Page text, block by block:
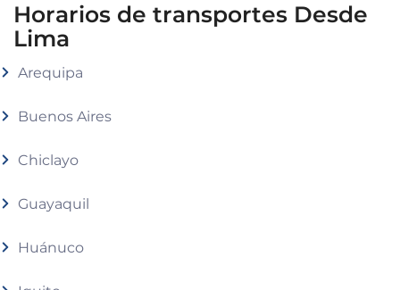
Horarios de transportes Desde
Lima
Arequipa
Buenos Aires
Chiclayo
Guayaquil
Huánuco